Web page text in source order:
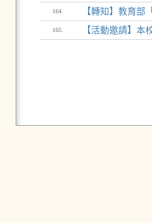
164. 【轉知】教育
165. 【活動邀請】本